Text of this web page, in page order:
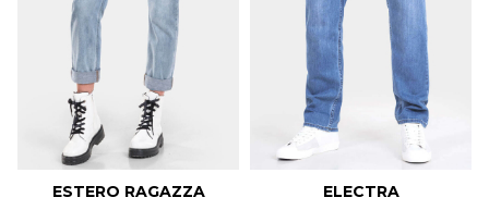
ESTERO RAGAZZA ELECTRA